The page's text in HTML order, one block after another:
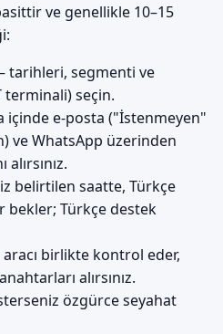
ve genellikle 10–15
tarihleri, segmenti ve
terminali) seçin.
içinde e-posta ("İstenmeyen"
ve WhatsApp üzerinden
belirtilen saatte, Türkçe
bekler; Türkçe destek
birlikte kontrol eder,
alırsınız.
özgürce seyahat